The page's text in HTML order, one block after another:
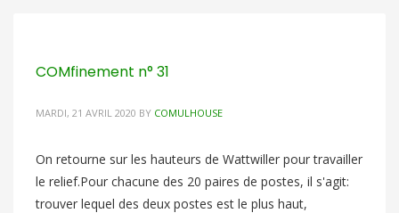
COMfinement n° 31
MARDI, 21 AVRIL 2020 BY COMULHOUSE
On retourne sur les hauteurs de Wattwiller pour travailler
le relief.Pour chacune des 20 paires de postes, il s'agit:
trouver lequel des deux postes est le plus haut,